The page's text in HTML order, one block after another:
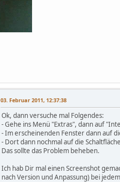
03. Februar 2011, 12:37:38
Ok, dann versuche mal Folgendes:
- Gehe ins Menü "Extras", dann auf
- Im erscheinenden Fenster dann auf
- Dort dann nochmal auf die
Das sollte das Problem beheben.
Ich hab Dir mal einen Screenshot
nach Version und Anpassung) bei